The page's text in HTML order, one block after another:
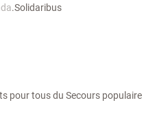
Solidaribus
pour tous du Secours populaire